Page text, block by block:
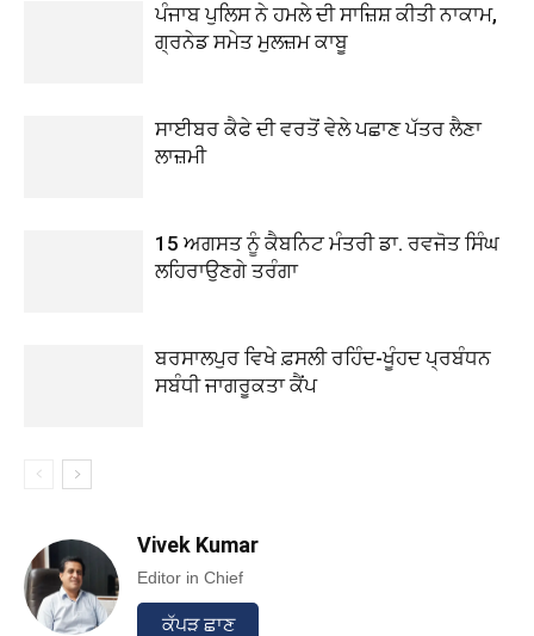
ਪੰਜਾਬ ਪੁਲਿਸ ਨੇ ਹਮਲੇ ਦੀ ਸਾਜ਼ਿਸ਼ ਕੀਤੀ ਨਾਕਾਮ,
ਗ੍ਰਨੇਡ ਸਮੇਤ ਮੁਲਜ਼ਮ ਕਾਬੂ
ਸਾਈਬਰ ਕੈਫੇ ਦੀ ਵਰਤੋਂ ਵੇਲੇ ਪਛਾਣ ਪੱਤਰ ਲੈਣਾ
ਲਾਜ਼ਮੀ
15 ਅਗਸਤ ਨੂੰ ਕੈਬਨਿਟ ਮੰਤਰੀ ਡਾ. ਰਵਜੋਤ ਸਿੰਘ
ਲਹਿਰਾਉਣਗੇ ਤਰੰਗਾ
ਬਰਸਾਲਪੁਰ ਵਿਖੇ ਫ਼ਸਲੀ ਰਹਿੰਦ-ਖੂੰਹਦ ਪ੍ਰਬੰਧਨ
ਸਬੰਧੀ ਜਾਗਰੂਕਤਾ ਕੈਂਪ
Vivek Kumar
Editor in Chief
ਕੱਪੜ ਛਾਣ